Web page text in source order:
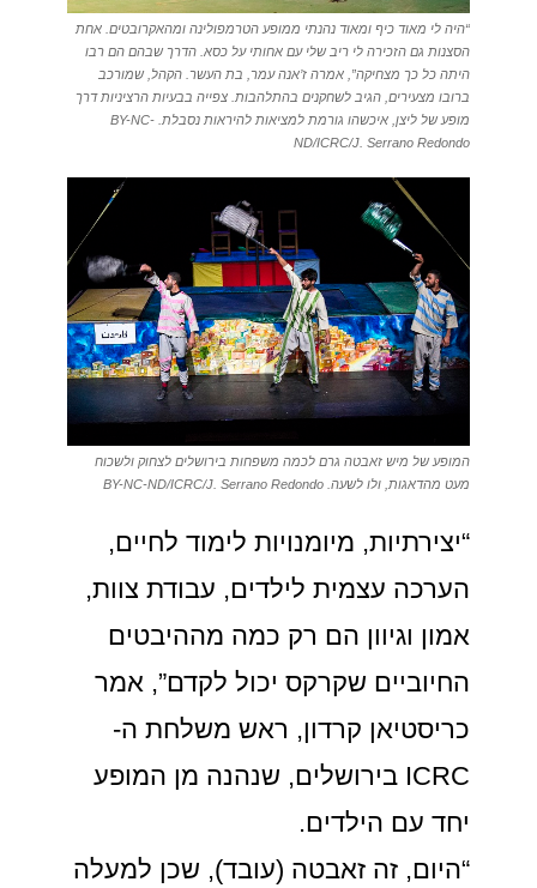
“היה לי מאוד כיף ומאוד נהנתי ממופע הטרמפולינה ומהאקרובטים. אחת
הסצנות גם הזכירה לי ריב שלי עם אחותי על כסא. הדרך שבהם הם רבו
היתה כל כך מצחיקה”, אמרה ז’אנה עמר, בת העשר. הקהל, שמורכב
ברובו מצעירים, הגיב לשחקנים בהתלהבות. צפייה בבעיות הרציניות דרך
מופע של ליצן, איכשהו גורמת למציאות להיראות נסבלת. BY-NC-
ND/ICRC/J. Serrano Redondo
המופע של מיש זאבטה גרם לכמה משפחות בירושלים לצחוק ולשכוח
מעט מהדאגות, ולו לשעה. BY-NC-ND/ICRC/J. Serrano Redondo
“יצירתיות, מיומנויות לימוד לחיים,
הערכה עצמית לילדים, עבודת צוות,
אמון וגיוון הם רק כמה מההיבטים
החיוביים שקרקס יכול לקדם”, אמר
כריסטיאן קרדון, ראש משלחת ה-
ICRC בירושלים, שנהנה מן המופע
יחד עם הילדים.
“היום, זה זאבטה (עובד), שכן למעלה